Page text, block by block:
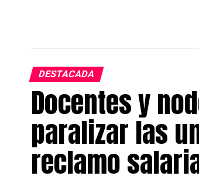
DESTACADA
Docentes y
paralizar las
reclamo